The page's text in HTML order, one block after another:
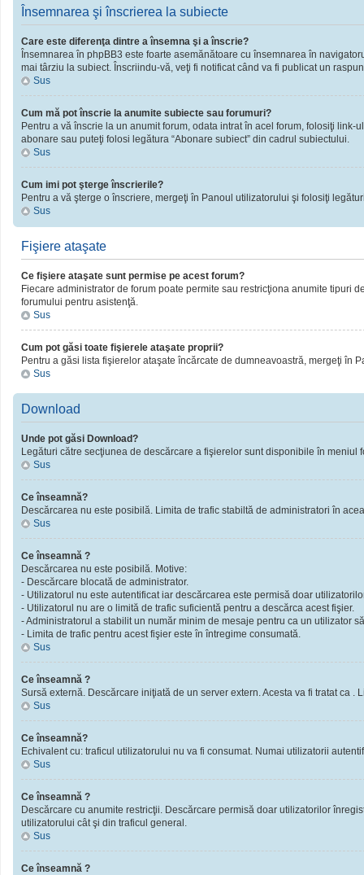
Însemnarea şi înscrierea la subiecte
Care este diferenţa dintre a însemna şi a înscrie?
Însemnarea în phpBB3 este foarte asemănătoare cu însemnarea în
mai târziu la subiect. Înscriindu-vă, veţi fi notificat când va fi publicat un
Sus
Cum mă pot înscrie la anumite subiecte sau forumuri?
Pentru a vă înscrie la un anumit forum, odata intrat în acel forum, folosiţi
abonare sau puteţi folosi legătura “Abonare subiect” din cadrul subiectului.
Sus
Cum imi pot şterge înscrierile?
Pentru a vă şterge o înscriere, mergeţi în Panoul utilizatorului şi folosiţi
Sus
Fişiere ataşate
Ce fişiere ataşate sunt permise pe acest forum?
Fiecare administrator de forum poate permite sau restricţiona anumite tipuri
forumului pentru asistenţă.
Sus
Cum pot găsi toate fişierele ataşate proprii?
Pentru a găsi lista fişierelor ataşate încărcate de dumneavoastră, mergeţi în
Sus
Download
Unde pot găsi Download?
Legături către secţiunea de descărcare a fişierelor sunt disponibile în meniul
Sus
Ce înseamnă?
Descărcarea nu este posibilă. Limita de trafic stabiltă de administratori în
Sus
Ce înseamnă ?
Descărcarea nu este posibilă. Motive:
- Descărcare blocată de administrator.
- Utilizatorul nu este autentificat iar descărcarea este permisă doar
- Utilizatorul nu are o limită de trafic suficientă pentru a descărca acest fişier.
- Administratorul a stabilit un număr minim de mesaje pentru ca un utilizator
- Limita de trafic pentru acest fişier este în întregime consumată.
Sus
Ce înseamnă ?
Sursă externă. Descărcare iniţiată de un server extern. Acesta va fi tratat ca
Sus
Ce înseamnă?
Echivalent cu: traficul utilizatorului nu va fi consumat. Numai utilizatorii
Sus
Ce înseamnă ?
Descărcare cu anumite restricţii. Descărcare permisă doar utilizatorilor
utilizatorului cât şi din traficul general.
Sus
Ce înseamnă ?